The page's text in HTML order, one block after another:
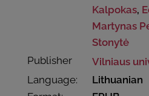
Kalpokas,
Martynas
Stonytė
Publisher
Vilniaus
Language:
Lithuanian